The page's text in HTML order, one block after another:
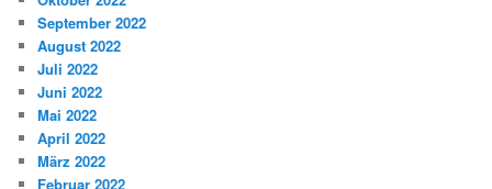
September 2022
August 2022
Juli 2022
Juni 2022
Mai 2022
April 2022
März 2022
Februar 2022